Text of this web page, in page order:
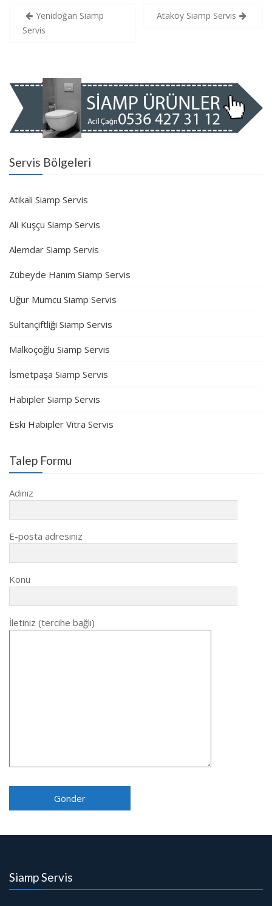
Yazı
gezinmesi
Yenidoğan Siamp
Servis
Ataköy Siamp Servis
Servis Bölgeleri
Atikali Siamp Servis
Ali Kuşçu Siamp Servis
Alemdar Siamp Servis
Zübeyde Hanım Siamp Servis
Uğur Mumcu Siamp Servis
Sultançiftliği Siamp Servis
Malkoçoğlu Siamp Servis
İsmetpaşa Siamp Servis
Habipler Siamp Servis
Eski Habipler Vitra Servis
Talep Formu
Adınız
E-posta adresiniz
Konu
İletiniz (tercihe bağlı)
Siamp Servis